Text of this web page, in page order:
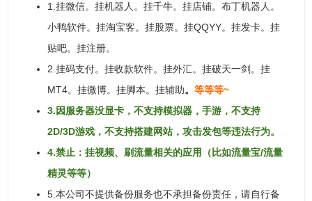
1.挂微信。挂机器人。挂千牛。挂店铺。布丁机器人。
小鸭软件。挂淘宝客。挂股票。挂QQYY。挂发卡。挂
贴吧。挂注册。
2.挂码支付。挂收款软件。挂外汇。挂破天一剑。挂
MT4。挂微博。挂脚本。挂辅助。 等等等~
3.因服务器没显卡，不支持模拟器，手游，不支持
2D/3D游戏，不支持搭建网站，攻击发包等违法行为。
4.禁止：挂视频、刷流量相关的应用（比如流量宝/流量
精灵等等）
5.本公司不提供备份服务也不承担备份责任，请自行备